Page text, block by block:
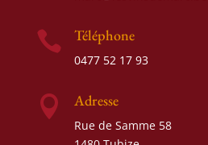
 Téléphone
0477 52 17 93
 Adresse
Rue de Samme 58